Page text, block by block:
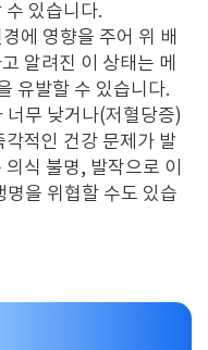
수 있습니다.
에 ​​영향을 주어 위 배
알려진 이 상태는 메
유발할 수 있습니다.
너무 낮거나(저혈당증)
적인 건강 문제가 발
식 불명, 발작으로 이
을 위협할 수도 있습